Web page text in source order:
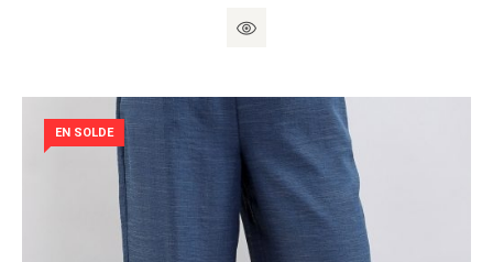
EN SOLDE